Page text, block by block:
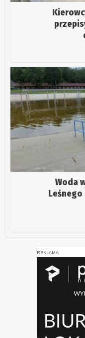
Woda
REKLAMA